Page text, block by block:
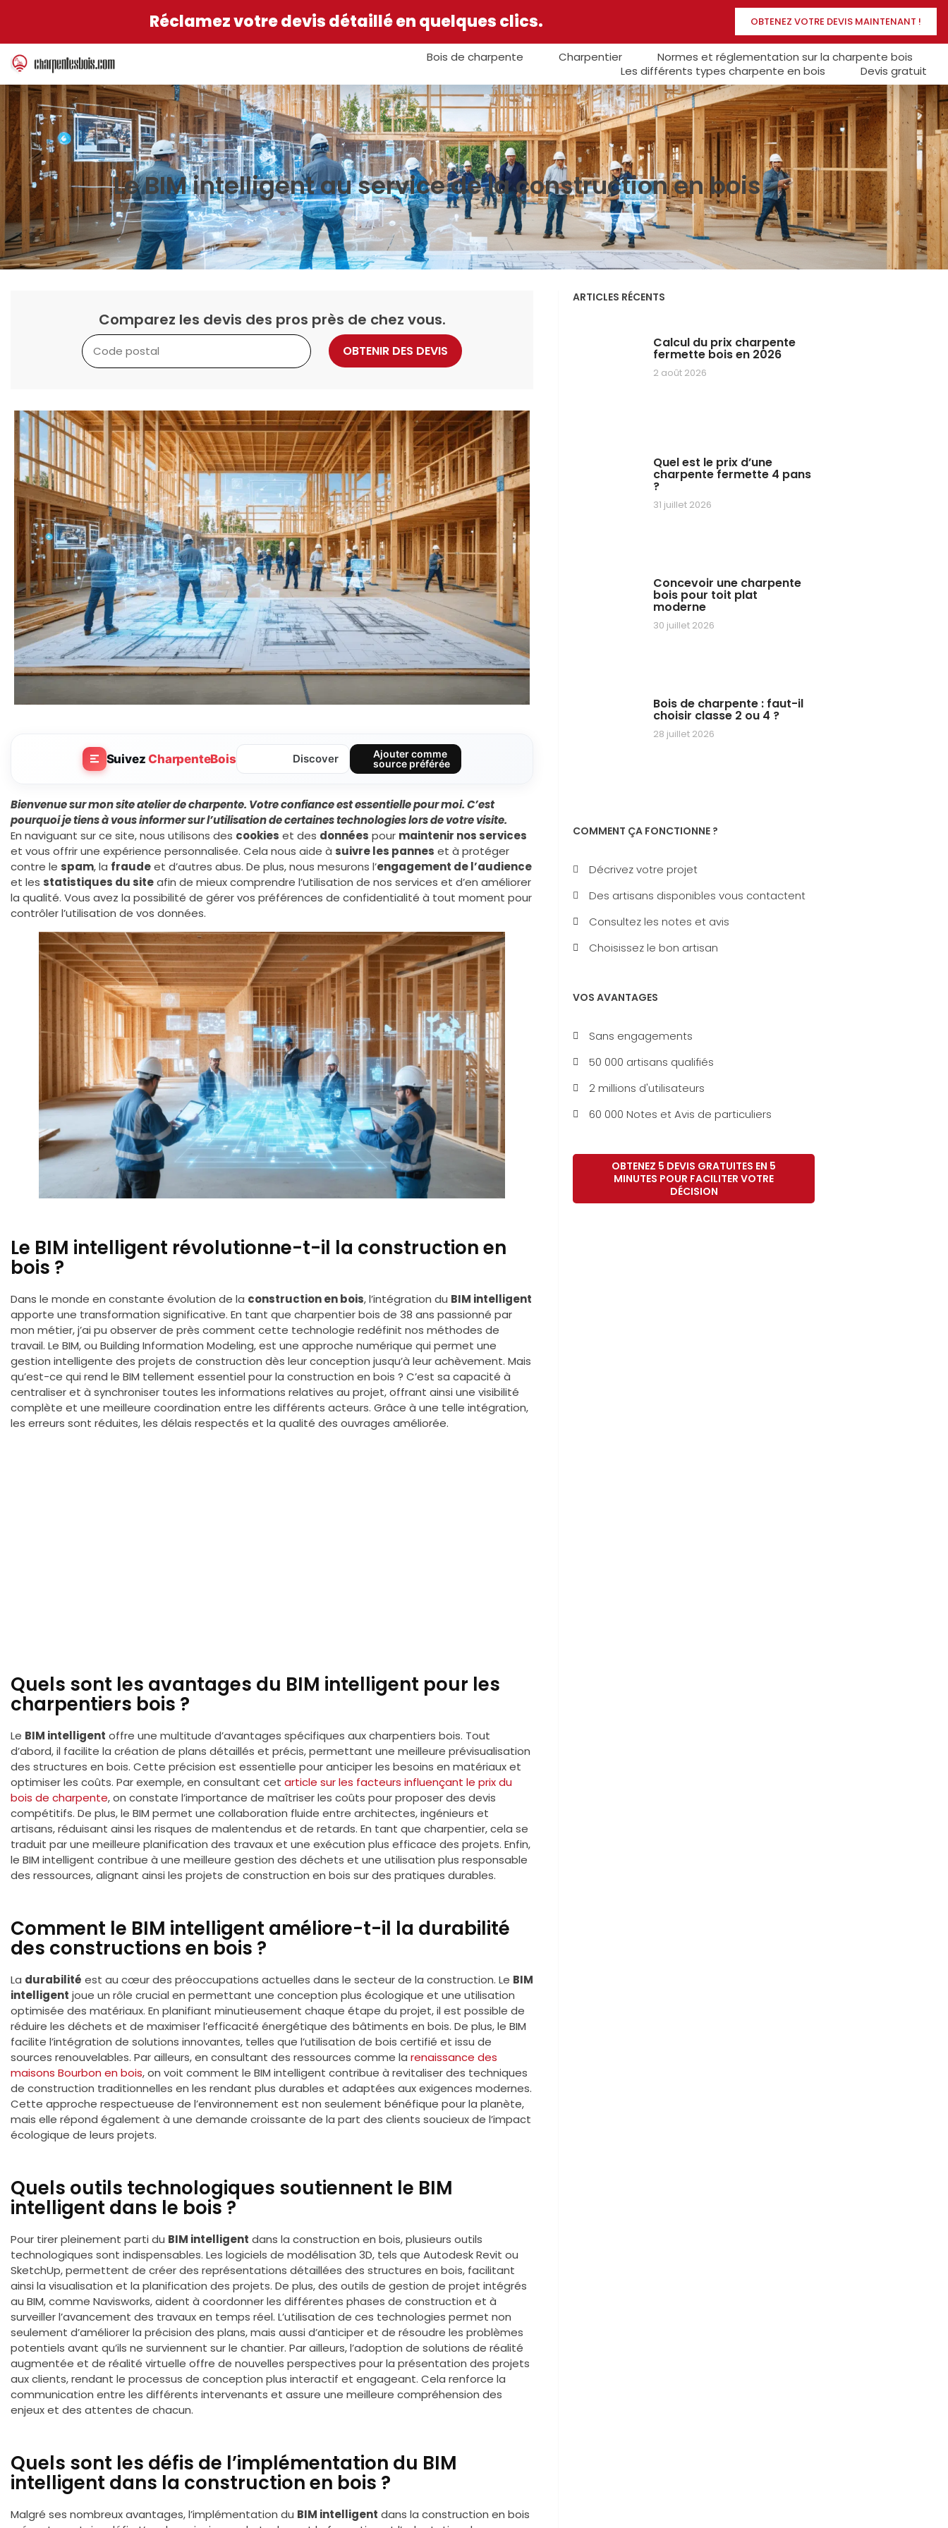
Réclamez votre devis détaillé en quelques clics. OBTENEZ VOTRE DEVIS MAINTENANT !
Bois de charpente Charpentier
Normes et réglementation sur la charpente bois
Les différents types charpente en bois
Devis gratuit
Le BIM intelligent au service de la construction en bois
Comparez les devis des pros près de chez vous.
OBTENIR DES DEVIS
SuivezCharpenteBois Discover
Ajouter comme
source préférée
Bienvenue sur mon site atelier de charpente. Votre confiance est essentielle pour moi. C’est
pourquoi je tiens à vous informer sur l’utilisation de certaines technologies lors de votre visite.
En naviguant sur ce site, nous utilisons des cookies et des données pour maintenir nos services
et vous offrir une expérience personnalisée. Cela nous aide à suivre les pannes et à protéger
contre le spam, la fraudeet d’autres abus. De plus, nous mesurons l’engagement de l’audience
et les statistiques du siteafin de mieux comprendre l’utilisation de nos services et d’en améliorer
la qualité. Vous avez la possibilité de gérer vos préférences de confidentialité à tout moment pour
contrôler l’utilisation de vos données.
Le BIM intelligent révolutionne-t-il la construction en
bois ?
Dans le monde en constante évolution de la construction en bois, l’intégration du BIM intelligent
apporte une transformation significative. En tant que charpentier bois de 38 ans passionné par
mon métier, j’ai pu observer de près comment cette technologie redéfinit nos méthodes de
travail. Le BIM, ou Building Information Modeling, est une approche numérique qui permet une
gestion intelligente des projets de construction dès leur conception jusqu’à leur achèvement. Mais
qu’est-ce qui rend le BIM tellement essentiel pour la construction en bois ? C’est sa capacité à
centraliser et à synchroniser toutes les informations relatives au projet, offrant ainsi une visibilité
complète et une meilleure coordination entre les différents acteurs. Grâce à une telle intégration,
les erreurs sont réduites, les délais respectés et la qualité des ouvrages améliorée.
Quels sont les avantages du BIM intelligent pour les
charpentiers bois ?
Le BIM intelligent offre une multitude d’avantages spécifiques aux charpentiers bois. Tout
d’abord, il facilite la création de plans détaillés et précis, permettant une meilleure prévisualisation
des structures en bois. Cette précision est essentielle pour anticiper les besoins en matériaux et
optimiser les coûts. Par exemple, en consultant cet article sur les facteurs influençant le prix du
bois de charpente, on constate l’importance de maîtriser les coûts pour proposer des devis
compétitifs. De plus, le BIM permet une collaboration fluide entre architectes, ingénieurs et
artisans, réduisant ainsi les risques de malentendus et de retards. En tant que charpentier, cela se
traduit par une meilleure planification des travaux et une exécution plus efficace des projets. Enfin,
le BIM intelligent contribue à une meilleure gestion des déchets et une utilisation plus responsable
des ressources, alignant ainsi les projets de construction en bois sur des pratiques durables.
Comment le BIM intelligent améliore-t-il la durabilité
des constructions en bois ?
La durabilité est au cœur des préoccupations actuelles dans le secteur de la construction. Le BIM
intelligent joue un rôle crucial en permettant une conception plus écologique et une utilisation
optimisée des matériaux. En planifiant minutieusement chaque étape du projet, il est possible de
réduire les déchets et de maximiser l’efficacité énergétique des bâtiments en bois. De plus, le BIM
facilite l’intégration de solutions innovantes, telles que l’utilisation de bois certifié et issu de
sources renouvelables. Par ailleurs, en consultant des ressources comme la renaissance des
maisons Bourbon en bois, on voit comment le BIM intelligent contribue à revitaliser des techniques
de construction traditionnelles en les rendant plus durables et adaptées aux exigences modernes.
Cette approche respectueuse de l’environnement est non seulement bénéfique pour la planète,
mais elle répond également à une demande croissante de la part des clients soucieux de l’impact
écologique de leurs projets.
Quels outils technologiques soutiennent le BIM
intelligent dans le bois ?
Pour tirer pleinement parti du BIM intelligent dans la construction en bois, plusieurs outils
technologiques sont indispensables. Les logiciels de modélisation 3D, tels que Autodesk Revit ou
SketchUp, permettent de créer des représentations détaillées des structures en bois, facilitant
ainsi la visualisation et la planification des projets. De plus, des outils de gestion de projet intégrés
au BIM, comme Navisworks, aident à coordonner les différentes phases de construction et à
surveiller l’avancement des travaux en temps réel. L’utilisation de ces technologies permet non
seulement d’améliorer la précision des plans, mais aussi d’anticiper et de résoudre les problèmes
potentiels avant qu’ils ne surviennent sur le chantier. Par ailleurs, l’adoption de solutions de réalité
augmentée et de réalité virtuelle offre de nouvelles perspectives pour la présentation des projets
aux clients, rendant le processus de conception plus interactif et engageant. Cela renforce la
communication entre les différents intervenants et assure une meilleure compréhension des
enjeux et des attentes de chacun.
Quels sont les défis de l’implémentation du BIM
intelligent dans la construction en bois ?
Malgré ses nombreux avantages, l’implémentation du BIM intelligent dans la construction en bois
ARTICLES RÉCENTS
Calcul du prix charpente
fermette bois en 2026
2 août 2026
Quel est le prix d’une
charpente fermette 4 pans
?
31 juillet 2026
Concevoir une charpente
bois pour toit plat
moderne
30 juillet 2026
Bois de charpente : faut-il
choisir classe 2 ou 4 ?
28 juillet 2026
COMMENT ÇA FONCTIONNE ?
Décrivez votre projet
Des artisans disponibles vous contactent
Consultez les notes et avis
Choisissez le bon artisan
VOS AVANTAGES
Sans engagements
50 000 artisans qualifiés
2 millions d'utilisateurs
60 000 Notes et Avis de particuliers
OBTENEZ 5 DEVIS GRATUITES EN 5
MINUTES POUR FACILITER VOTRE
DÉCISION